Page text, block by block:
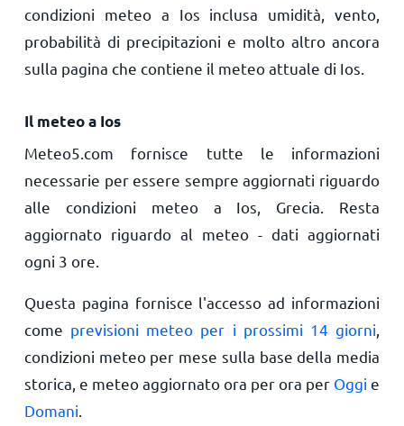
condizioni meteo a Ios inclusa umidità, vento,
probabilità di precipitazioni e molto altro ancora
sulla pagina che contiene il meteo attuale di Ios.
Il meteo a Ios
Meteo5.com fornisce tutte le informazioni
necessarie per essere sempre aggiornati riguardo
alle condizioni meteo a Ios, Grecia. Resta
aggiornato riguardo al meteo - dati aggiornati
ogni 3 ore.
Questa pagina fornisce l'accesso ad informazioni
come previsioni meteo per i prossimi 14 giorni
condizioni meteo per mese sulla base della media
storica, e meteo aggiornato ora per ora per Oggi e
Domani